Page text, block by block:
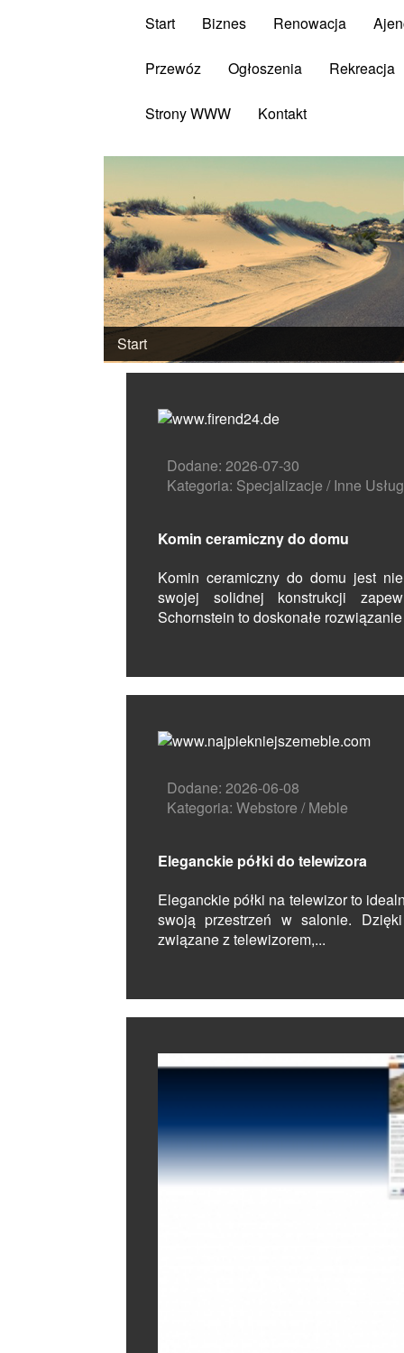
Start Biznes Renowacja
Przewóz Ogłoszenia Rekreacja
Strony WWW Kontakt
Start
Dodane: 2026-07-30
Kategoria: Specjalizacje / Inne
Komin ceramiczny do domu
Komin ceramiczny do domu jest
swojej solidnej konstrukcji
Schornstein to doskonałe
Dodane: 2026-06-08
Kategoria: Webstore / Meble
Eleganckie półki do telewizora
Eleganckie półki na telewizor to
swoją przestrzeń w salonie.
związane z telewizorem,...